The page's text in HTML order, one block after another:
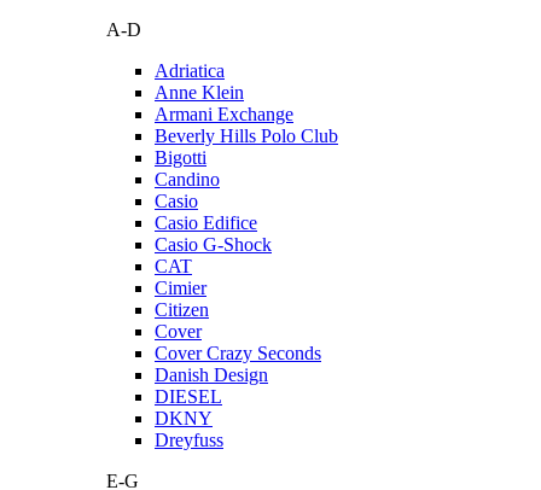
A-D
Adriatica
Anne Klein
Armani Exchange
Beverly Hills Polo Club
Bigotti
Candino
Casio
Casio Edifice
Casio G-Shock
CAT
Cimier
Citizen
Cover
Cover Crazy Seconds
Danish Design
DIESEL
DKNY
Dreyfuss
E-G